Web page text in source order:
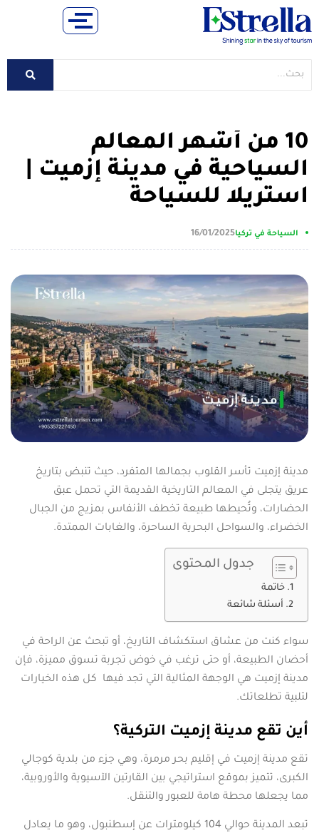
10 من أشهر المعالم
السياحية في مدينة إزميت |
استريلا للسياحة
السياحة في تركيا16/01/2025
مدينة إزميت تأسر القلوب بجمالها المتفرد، حيث تنبض بتاريخ
عريق يتجلى في المعالم التاريخية القديمة التي تحمل عبق
الحضارات، وتُحيطها طبيعة تخطف الأنفاس بمزيج من الجبال
الخضراء، والسواحل البحرية الساحرة، والغابات الممتدة.
جدول المحتوى
خاتمة
أسئلة شائعة
سواء كنت من عشاق استكشاف التاريخ، أو تبحث عن الراحة في
أحضان الطبيعة، أو حتى ترغب في خوض تجربة تسوق مميزة، فإن
مدينة إزميت هي الوجهة المثالية التي تجد فيها كل هذه الخيارات
لتلبية تطلعاتك.
أين تقع مدينة إزميت التركية؟
تقع مدينة إزميت في إقليم بحر مرمرة، وهي جزء من بلدية كوجالي
الكبرى، تتميز بموقع استراتيجي بين القارتين الآسيوية والأوروبية،
مما يجعلها محطة هامة للعبور والتنقل.
تبعد المدينة حوالي 104 كيلومترات عن إسطنبول، وهو ما يعادل